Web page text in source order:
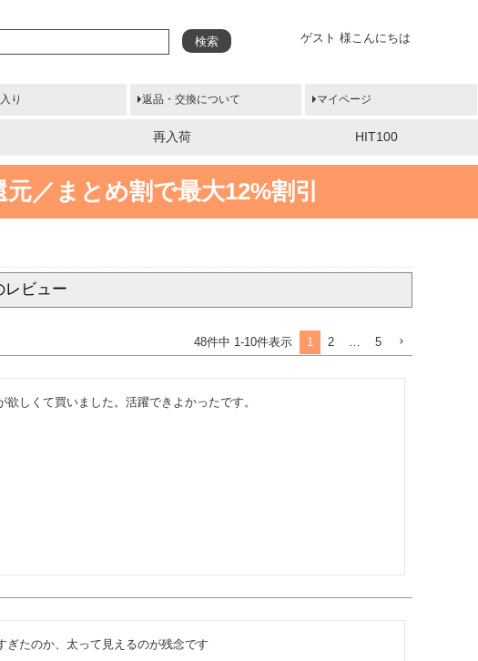
ゲスト 様こんにちは
検索
り 返品・交換について マイページ
再入荷 HIT100
／まとめ割で最大12%割引
レビュー
48件中 1-10件表示 1 2 5
しくて買いました。活躍できよかったです。
ぎたのか、太って見えるのが残念です